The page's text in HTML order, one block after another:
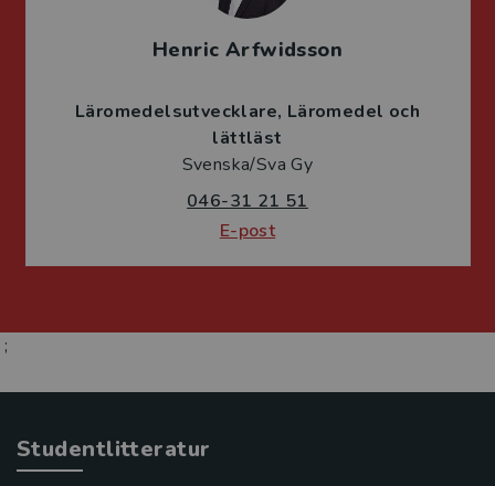
Henric Arfwidsson
Läromedelsutvecklare Läromedel och
lättläst
Svenska/Sva Gy
046-31 21 51
E-post
;
Studentlitteratur